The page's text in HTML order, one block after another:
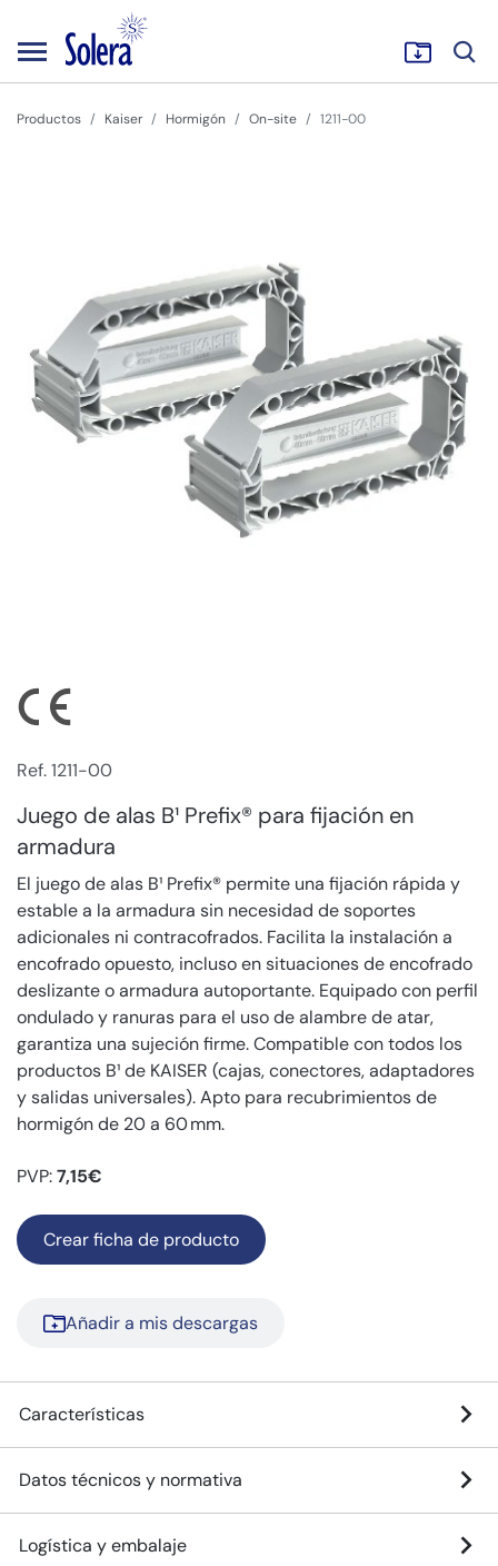
Productos Kaiser Hormigón On-site 1211-00
Ref. 1211-00
Juego de alas B¹ Prefix® para fijación en
armadura
El juego de alas B¹ Prefix® permite una fijación rápida y
estable a la armadura sin necesidad de soportes
adicionales ni contracofrados. Facilita la instalación a
encofrado opuesto, incluso en situaciones de encofrado
deslizante o armadura autoportante. Equipado con perfil
ondulado y ranuras para el uso de alambre de atar,
garantiza una sujeción firme. Compatible con todos los
productos B¹ de KAISER (cajas, conectores, adaptadores
y salidas universales). Apto para recubrimientos de
hormigón de 20 a 60 mm.
PVP:7,15€
Crear ficha de producto
Añadir a mis descargas
Características
Datos técnicos y normativa
Logística y embalaje